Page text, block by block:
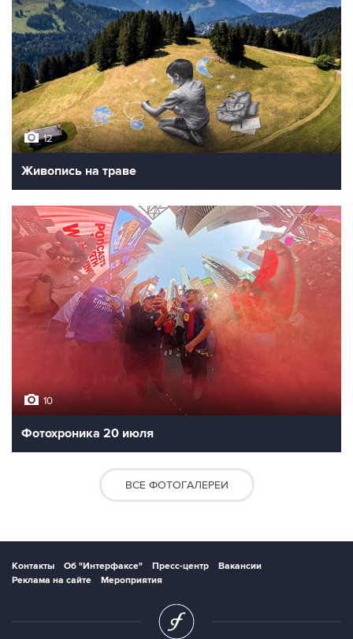
10
Фотохроника 22 июля
10
Фотохроника 21 июля
Живопись на траве